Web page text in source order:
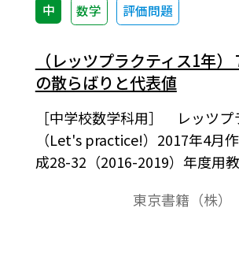
中 数学 評価問題
（レッツプラクティス1年
の散らばりと代表値
［中学校数学科用］ レッツプ
（Let's practice!）2017年4月
成28-32（2016-2019）年度用
す。ワード文書ファイルは，
東京書籍（株